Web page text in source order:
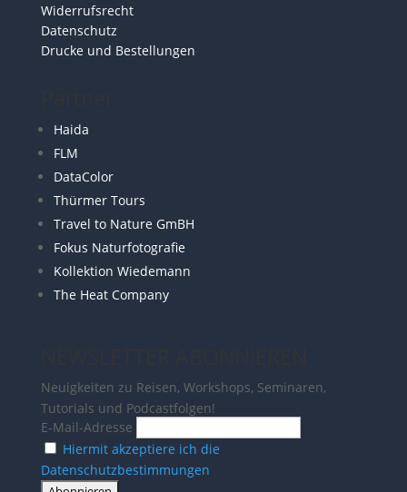
Widerrufsrecht
Datenschutz
Drucke und Bestellungen
Haida
FLM
DataColor
Thürmer Tours
Travel to Nature GmBH
Fokus Naturfotografie
Kollektion Wiedemann
The Heat Company
Neuigkeiten zu Reisen, Workshops, Seminaren,
Tutorials und Podcastfolgen!
E-Mail-Adresse
Hiermit akzeptiere ich die
Datenschutzbestimmungen